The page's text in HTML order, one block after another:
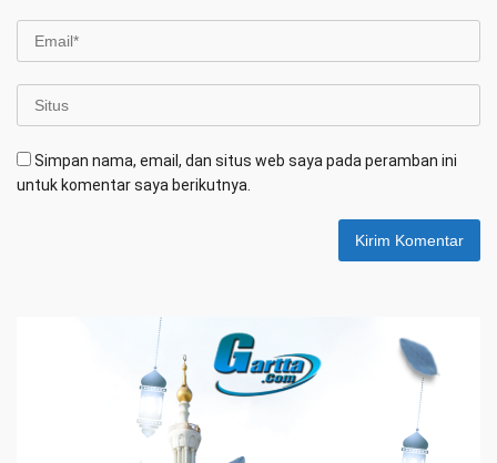
Simpan nama, email, dan situs web saya pada peramban ini
untuk komentar saya berikutnya.